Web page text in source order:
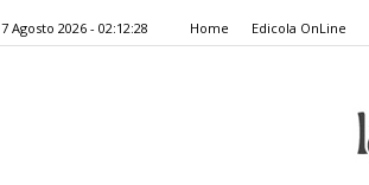
7 Agosto 2026 - 02:12:28 Home Edicola OnLine